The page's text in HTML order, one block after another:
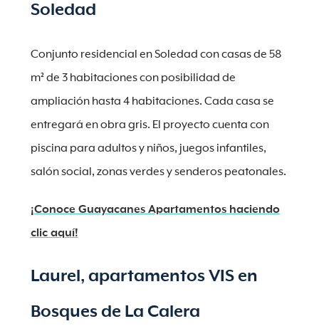
Soledad
Conjunto residencial en Soledad con casas de 58
m² de 3 habitaciones con posibilidad de
ampliación hasta 4 habitaciones. Cada casa se
entregará en obra gris. El proyecto cuenta con
piscina para adultos y niños, juegos infantiles,
salón social, zonas verdes y senderos peatonales.
¡Conoce Guayacanes Apartamentos haciendo
clic aquí!
Laurel, apartamentos VIS en
Bosques de La Calera